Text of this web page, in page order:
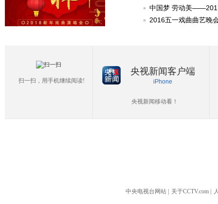
中国梦 劳动美
2016五一戏曲曲艺晚
扫一扫，用手机继续阅读!
央视新闻客户端
iPhone
央视新闻移动看！
中央电视台网站 关于CCTV.com